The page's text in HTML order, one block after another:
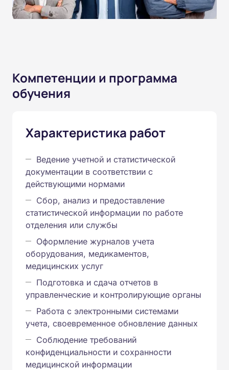
Компетенции и программа
обучения
Характеристика работ
Ведение учетной и статистической
документации в соответствии с
действующими нормами
Сбор, анализ и предоставление
статистической информации по работе
отделения или службы
Оформление журналов учета
оборудования, медикаментов,
медицинских услуг
Подготовка и сдача отчетов в
управленческие и контролирующие органы
Работа с электронными системами
учета, своевременное обновление данных
Соблюдение требований
конфиденциальности и сохранности
медицинской информации